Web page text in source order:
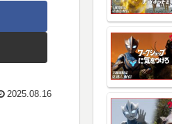
2025.08.16